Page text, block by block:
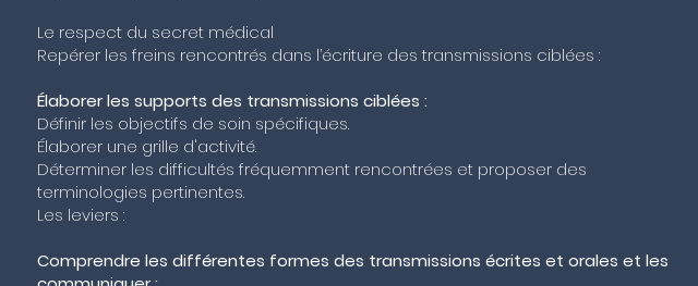
Le respect du secret médical
Repérer les freins rencontrés dans l’écriture des transmissions ciblées :
Élaborer les supports des transmissions ciblées :
Définir les objectifs de soin spécifiques.
Élaborer une grille d'activité.
Déterminer les difficultés fréquemment rencontrées et proposer des
terminologies pertinentes.
Les leviers :
Comprendre les différentes formes des transmissions écrites et orales et les